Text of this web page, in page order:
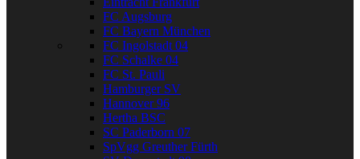
FC Augsburg
FC Bayern München
FC Ingolstadt 04
FC Schalke 04
FC St. Pauli
Hamburger SV
Hannover 96
Hertha BSC
SC Paderborn 07
SpVgg Greuther Fürth